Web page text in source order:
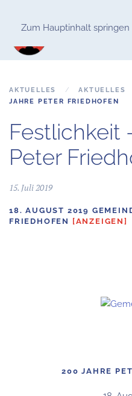
Zum Hauptinhalt springen
AKTUELLES AKTUELLES
JAHRE PETER FRIEDHOFEN
Festlichkeit
Peter
15. Juli 2019
18. AUGUST 2019
FRIEDHOFEN
[ANZEIGEN]
200 JAHRE